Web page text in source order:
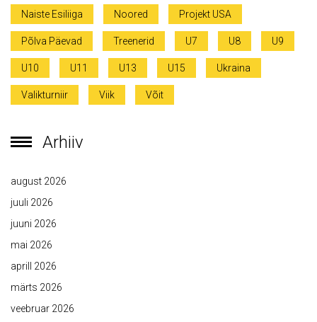
Naiste Esiliiga Noored Projekt USA
Põlva Päevad Treenerid U7 U8 U9
U10 U11 U13 U15 Ukraina
Valikturniir Viik Võit
Arhiiv
august 2026
juuli 2026
juuni 2026
mai 2026
aprill 2026
märts 2026
veebruar 2026